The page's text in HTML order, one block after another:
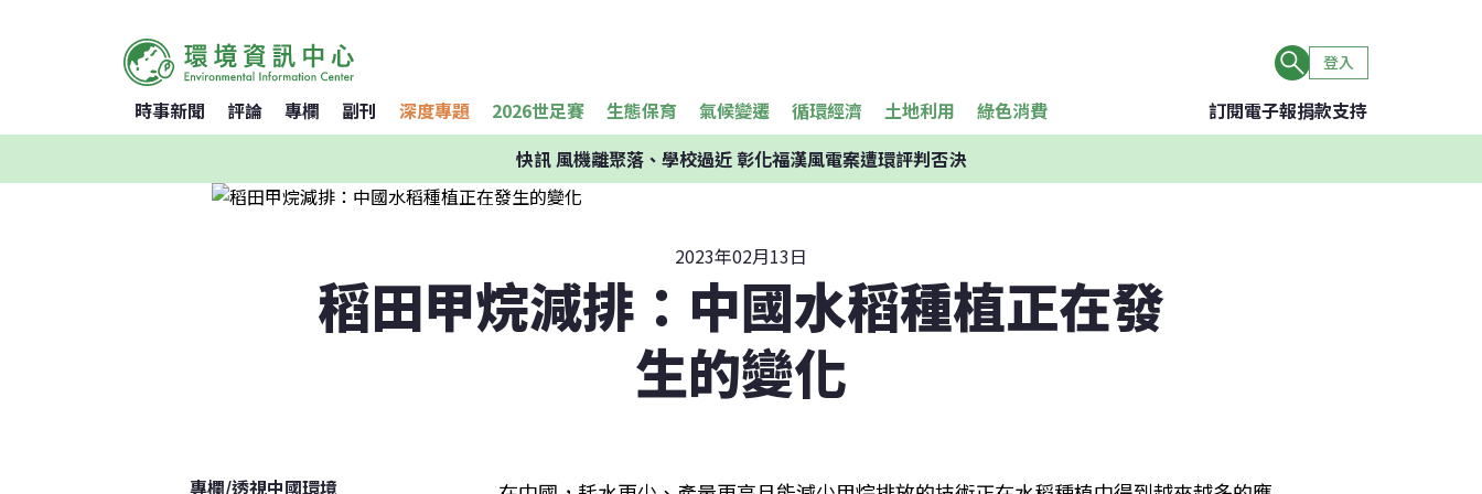
登入
時事新聞 評論 專欄 副刊 深度專題 2026世足賽 生態保育 氣候變遷 循環經濟 土地利用 綠色消費 訂閱電子報捐款支持
快訊風機離聚落、學校過近 彰化福漢風電案遭環評判否決
2023年02月13日
稻田甲烷減排：中國水稻種植正在發
生的變化
專欄/透視中國環境